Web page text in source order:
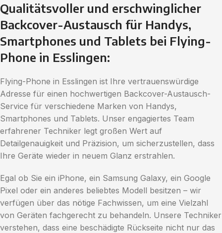
Qualitätsvoller und erschwinglicher
Backcover-Austausch für Handys,
Smartphones und Tablets bei Flying-
Phone in Esslingen:
Flying-Phone in Esslingen ist Ihre vertrauenswürdige
Adresse für einen hochwertigen Backcover-Austausch-
Service für verschiedene Marken von Handys,
Smartphones und Tablets. Unser engagiertes Team
erfahrener Techniker legt großen Wert auf
Detailgenauigkeit und Präzision, um sicherzustellen, dass
Ihre Geräte wieder in neuem Glanz erstrahlen.
Egal ob Sie ein iPhone, ein Samsung Galaxy, ein Google
Pixel oder ein anderes beliebtes Modell besitzen – wir
verfügen über das nötige Fachwissen, um eine Vielzahl
von Geräten fachgerecht zu behandeln. Unsere Techniker
verstehen, dass eine beschädigte Rückseite nicht nur das